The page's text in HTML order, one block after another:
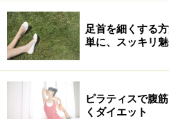
体に負担がかかり過ぎないよ
3分間続け、これを1セット
て、3セットくらい行いましょ
慣れてきたら1日に行う回
と、無理なく続けられるので
足首を細くする
単に、スッキリ魅
ピラティスで腹
くダイエット